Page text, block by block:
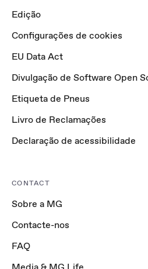
Edição
Configurações de cookies
EU Data Act
Divulgação de Software Open
Etiqueta de Pneus
Livro de Reclamações
Declaração de acessibilidade
CONTACT
Sobre a MG
Contacte-nos
FAQ